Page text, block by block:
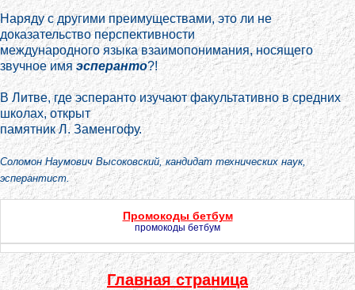
Наряду с другими преимуществами, это ли не
доказательство перспективности
международного языка взаимопонимания, носящего
звучное имя эсперанто?!
В Литве, где эсперанто изучают факультативно в средних
школах, открыт
памятник Л. Заменгофу.
Соломон Наумович Высоковский, кандидат технических наук,
эсперантист.
Промокоды бетбум
промокоды бетбум
Главная страница